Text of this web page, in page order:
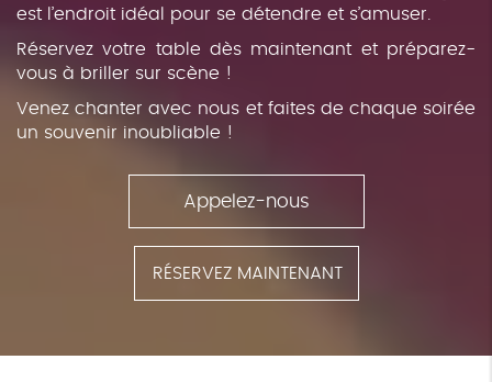
est l’endroit idéal pour se détendre et s’amuser.
Réservez votre table dès maintenant et préparez-
vous à briller sur scène !
Venez chanter avec nous et faites de chaque soirée
un souvenir inoubliable !
Appelez-nous
RÉSERVEZ MAINTENANT